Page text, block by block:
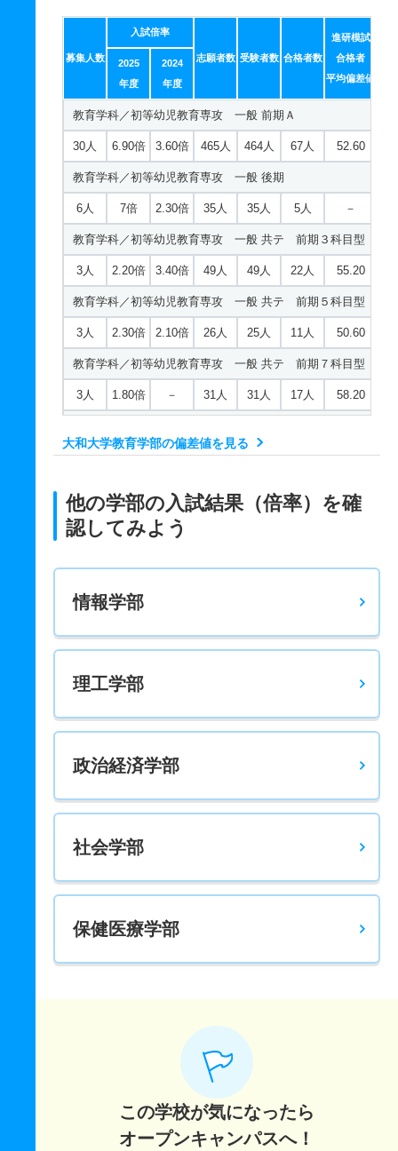
募集人数
入試倍率
志願者数 受験者数 合格者数
進研模試
合格者
平均偏差値
2025
年度
2024
年度
教育学科／初等幼児教育専攻 一般 前期Ａ
30人 6.90倍 3.60倍 465人 464人 67人 52.60
教育学科／初等幼児教育専攻 一般 後期
6人 7倍 2.30倍 35人 35人 5人 －
教育学科／初等幼児教育専攻 一般 共テ 前期３科目型
3人 2.20倍 3.40倍 49人 49人 22人 55.20
教育学科／初等幼児教育専攻 一般 共テ 前期５科目型
3人 2.30倍 2.10倍 26人 25人 11人 50.60
教育学科／初等幼児教育専攻 一般 共テ 前期７科目型
3人 1.80倍 － 31人 31人 17人 58.20
1人 2倍 － 8人 8人 4人 －
45人 3.70倍 2.70倍
教育学科／国語教育専攻 一般 後期
2人 6.50倍 3.50倍 13人 13人 2人 －
教育学科／国語教育専攻 一般 共テ 前期３科目型
教育学科／国語教育専攻 一般 共テ 前期５科目型
2人 1.60倍 1.40倍 59.70
教育学科／国語教育専攻 一般 共テ 前期７科目型
2人 5倍 11倍 15人 15人 3人 52.10
教育学科／国語教育専攻 一般 ニ 後期
教育学科／国語教育専攻 推薦 学校推薦型公募制
4.10倍 159人 156人
教育学科／数学教育専攻 一般 前期Ａ
8.20倍 9.10倍 139人 139人 17人
大和大学教育学部の偏差値を見る
他の学部の入試結果（倍率）を確
認してみよう
情報学部
理工学部
政治経済学部
社会学部
保健医療学部
この学校が気になったら
オープンキャンパスへ！